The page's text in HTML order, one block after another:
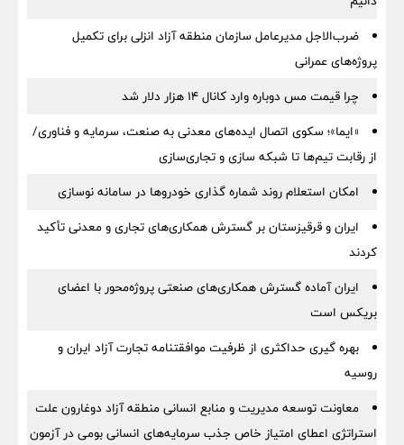
ضرب‌الاجل مدیرعامل سازمان منطقه آزاد انزلی برای تكمیل
پروژه‌های عمرانی
چرا قیمت مس دوباره وارد کانال ۱۴ هزار دلار شد
«ایما»؛ سکوی اتصال ایده‌های معدنی به صنعت، سرمایه و فناوری/
از رقابت تیم‌ها تا شبکه سازی و تجاری‌سازی
امکان استعلام روند شماره گذاری خودروها در سامانه نوسازی
ایران و قرقیزستان بر گسترش همکاری‌های تجاری و معدنی تأکید
کردند
ایران آماده گسترش همکاری‌های صنعتی پروژه‌محور با اعضای
بریکس است
بهره گیری حداکثری از ظرفیت موافقتنامه تجارت آزاد ایران و
روسیه
معاونت توسعه مدیریت و منابع انسانی منطقه آزاد دوغارون علت
استراتژی اعطای امتیاز خاص جذب سرمایه‌های انسانی بومی در آزمون